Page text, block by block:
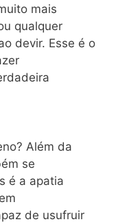
mais
qualquer
devir. Esse é o
Além da
se
é a apatia
de usufruir